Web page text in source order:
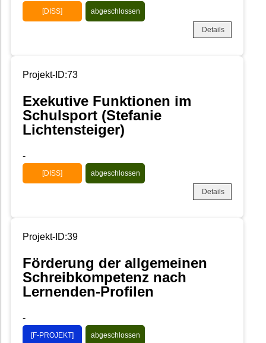
[DISS] abgeschlossen
Details
Projekt-ID:73
Exekutive Funktionen im
Schulsport (Stefanie
Lichtensteiger)
-
[DISS] abgeschlossen
Details
Projekt-ID:39
Förderung der allgemeinen
Schreibkompetenz nach
Lernenden-Profilen
-
[F-PROJEKT] abgeschlossen